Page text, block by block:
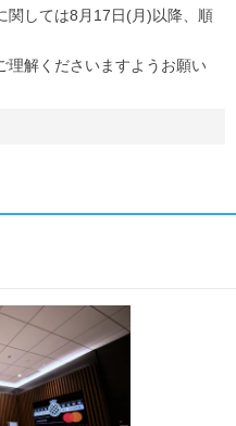
しては8月17日(月)以降、順
解くださいますようお願い